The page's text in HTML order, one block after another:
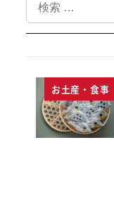
索
お土産・食事